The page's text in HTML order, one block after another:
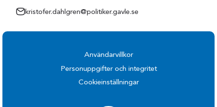
kristofer.dahlgren@politiker.gavle.se
Användarvillkor
Personuppgifter och integritet
Cookieinställningar